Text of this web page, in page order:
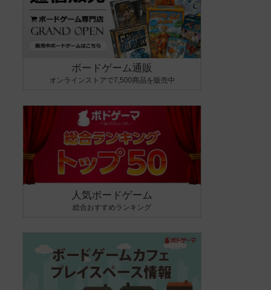
ボードゲーム通販
オンラインストアで7,500商品を販売中
人気ボードゲーム
総合おすすめランキング